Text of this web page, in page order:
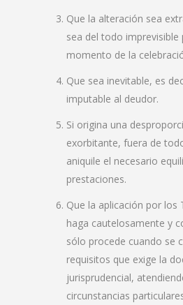
Que la alteración sea
sea del todo imprevisible
momento de la
Que sea inevitable, es
imputable al deudor.
Si origina una
exorbitante, fuera de
aniquile el necesario
prestaciones.
Que la aplicación por los
haga cautelosamente y
sólo procede cuando se
requisitos que exige la
jurisprudencial,
circunstancias